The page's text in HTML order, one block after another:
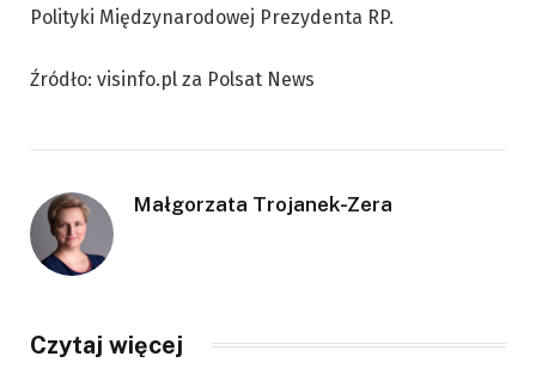
Polityki Międzynarodowej Prezydenta RP.
Źródło: visinfo.pl za Polsat News
Małgorzata Trojanek-Zera
Czytaj więcej